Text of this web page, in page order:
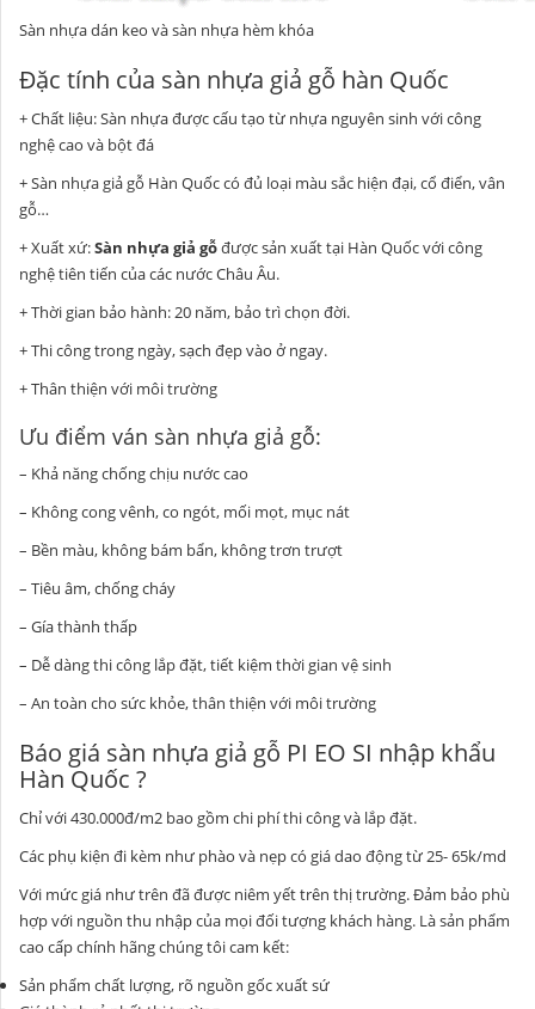
Sàn nhựa dán keo và sàn nhựa hèm khóa
Đặc tính của sàn nhựa giả gỗ hàn Quốc
+ Chất liệu: Sàn nhựa được cấu tạo từ nhựa nguyên sinh với công
nghệ cao và bột đá
+ Sàn nhựa giả gỗ Hàn Quốc có đủ loại màu sắc hiện đại, cổ điển, vân
gỗ…
+ Xuất xứ:Sàn nhựa giả gỗđược sản xuất tại Hàn Quốc với công
nghệ tiên tiến của các nước Châu Âu.
+ Thời gian bảo hành: 20 năm, bảo trì chọn đời.
+ Thi công trong ngày, sạch đẹp vào ở ngay.
+ Thân thiện với môi trường
Ưu điểm ván sàn nhựa giả gỗ:
– Khả năng chống chịu nước cao
– Không cong vênh, co ngót, mối mọt, mục nát
– Bền màu, không bám bẩn, không trơn trượt
– Tiêu âm, chống cháy
– Gía thành thấp
– Dễ dàng thi công lắp đặt, tiết kiệm thời gian vệ sinh
– An toàn cho sức khỏe, thân thiện với môi trường
Báo giá sàn nhựa giả gỗ PI EO SI nhập khẩu
Hàn Quốc ?
Chỉ với 430.000đ/m2 bao gồm chi phí thi công và lắp đặt.
Các phụ kiện đi kèm như phào và nẹp có giá dao động từ 25- 65k/md
Với mức giá như trên đã được niêm yết trên thị trường. Đảm bảo phù
hợp với nguồn thu nhập của mọi đối tượng khách hàng. Là sản phẩm
cao cấp chính hãng chúng tôi cam kết:
Sản phẩm chất lượng, rõ nguồn gốc xuất sứ